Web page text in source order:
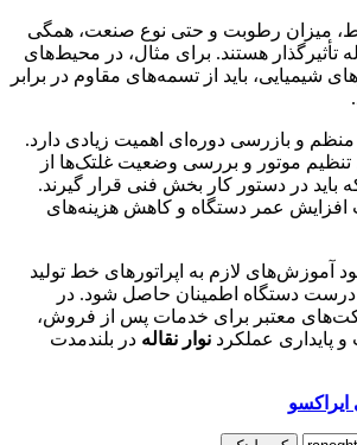
میزان رطوبت و حتی نوع صنعت، همگی
تأثیرگذار هستند. برای مثال، در محیط‌های
شیمیایی، باید از تسمه‌های مقاوم در برابر
و بازرسی دوره‌ای اهمیت زیادی دارد.
موتور و بررسی وضعیت غلتک‌ها از
باید در دستور کار بخش فنی قرار گیرند.
عمر دستگاه و کاهش هزینه‌های
آموزش‌های لازم به اپراتورهای خط تولید
درست دستگاه اطمینان حاصل شود. در
معتبر برای خدمات پس از فروش،
پایداری عملکرد نوار نقاله در بلندمدت